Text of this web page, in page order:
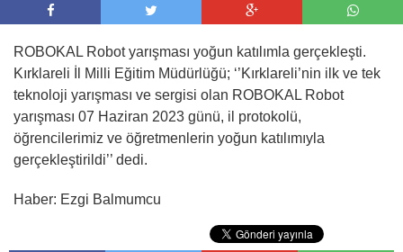
ROBOKAL Robot yarışması yoğun katılımla gerçekleşti.
Kırklareli İl Milli Eğitim Müdürlüğü; ‘’Kırklareli’nin ilk ve tek
teknoloji yarışması ve sergisi olan ROBOKAL Robot
yarışması 07 Haziran 2023 günü, il protokolü,
öğrencilerimiz ve öğretmenlerin yoğun katılımıyla
gerçekleştirildi’’ dedi.
Haber: Ezgi Balmumcu